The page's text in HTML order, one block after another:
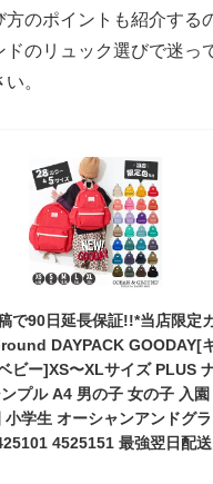
のポイントも紹介する
ドのリュック選びで迷っ
。
で90日延長保証!!*当店限定
DAYPACK GOODAY[
ビー]XS〜XLサイズ PLUS
プル A4 男の子 女の子 入
小学生 オーシャンアンドグ
4525151 最強翌日配送